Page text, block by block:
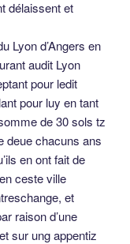
délaissent et
Lyon d’Angers en
audit Lyon
pour ledit
pour luy en tant
de 30 sols tz
deue chacuns ans
en ont fait de
ceste ville
et
raison d’une
sur ung appentiz